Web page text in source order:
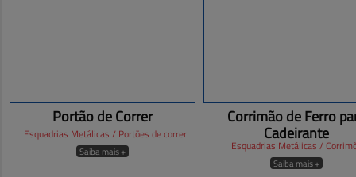
Portão de Correr
Esquadrias Metálicas / Portões de correr
Saiba mais +
Corrimão de Ferro
Cadeirante
Esquadrias Metálicas /
Saiba mais +